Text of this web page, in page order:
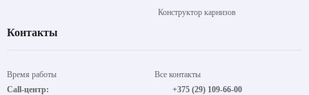
Конструктор карнизов
Контакты
Время работы
Call-центр:
Все контакты
+375 (29) 109-66-00